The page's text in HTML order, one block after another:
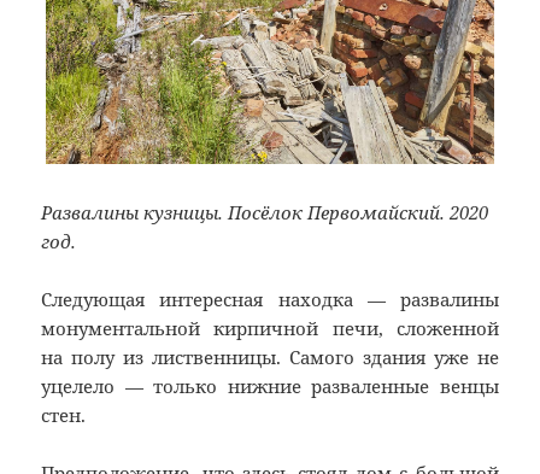
Развалины кузницы. Посёлок Первомайский. 2020
год.
Следующая интересная находка — развалины
монументальной кирпичной печи, сложенной
на полу из лиственницы. Самого здания уже не
уцелело — только нижние разваленные венцы
стен.